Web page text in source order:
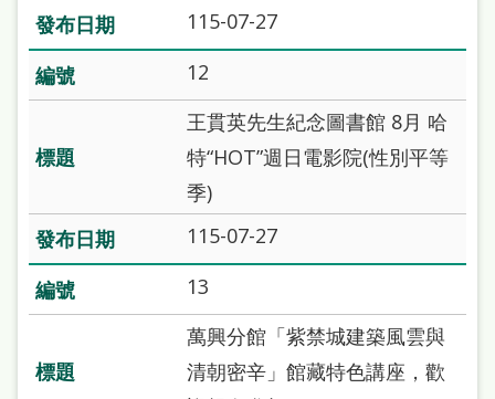
網
站
資
料
放
宣
告
作
115-07-27
12
王貫英先生紀念圖書館 8月 哈
特“HOT”週日電影院(性別平等
季)
115-07-27
13
萬興分館「紫禁城建築風雲與
清朝密辛」館藏特色講座，歡